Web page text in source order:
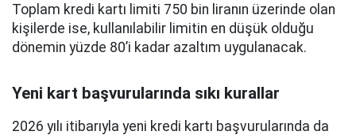
Toplam kredi kartı limiti 750 bin liranın üzerinde olan
kişilerde ise, kullanılabilir limitin en düşük olduğu
dönemin yüzde 80’i kadar azaltım uygulanacak.
Yeni kart başvurularında sıkı kurallar
2026 yılı itibarıyla yeni kredi kartı başvurularında da